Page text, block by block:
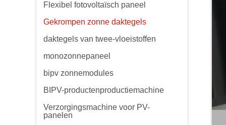
Flexibel fotovoltaïsch paneel
Gekrompen zonne daktegels
daktegels van twee-vloeistoffen
monozonnepaneel
bipv zonnemodules
BIPV-productenproductiemachine
Verzorgingsmachine voor PV-
panelen